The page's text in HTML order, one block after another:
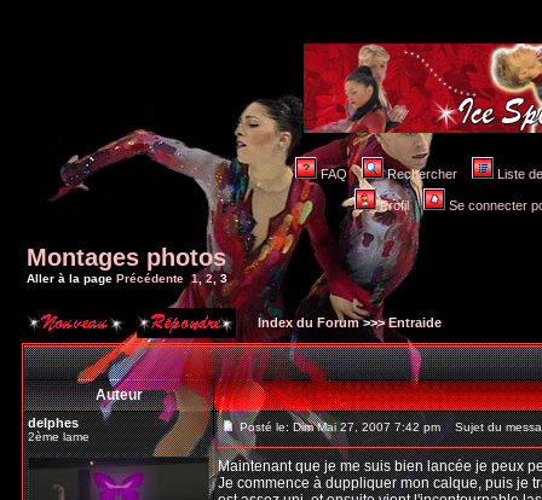
FAQ Rechercher Liste
Profil Se connecter
Montages photos
Aller à la page Précédente 1,2 3
Index du Forum>>>Entraide
Auteur
delphes
2ème lame
Posté le: Dim Mai 27, 2007 7:42 pm Sujet du
Maintenant que je me suis bien lancée je peux
Je commence à duppliquer mon calque, puis je